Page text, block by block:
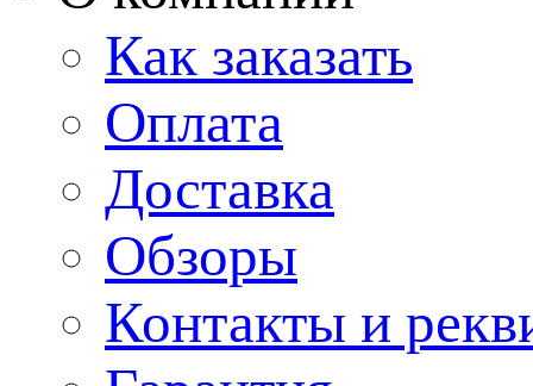
Как заказать
Оплата
Доставка
Обзоры
Контакты и